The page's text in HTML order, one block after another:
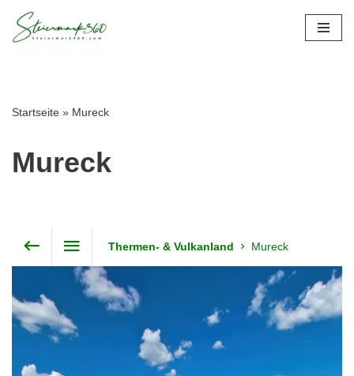
Zum
Startseite » Mureck
Mureck